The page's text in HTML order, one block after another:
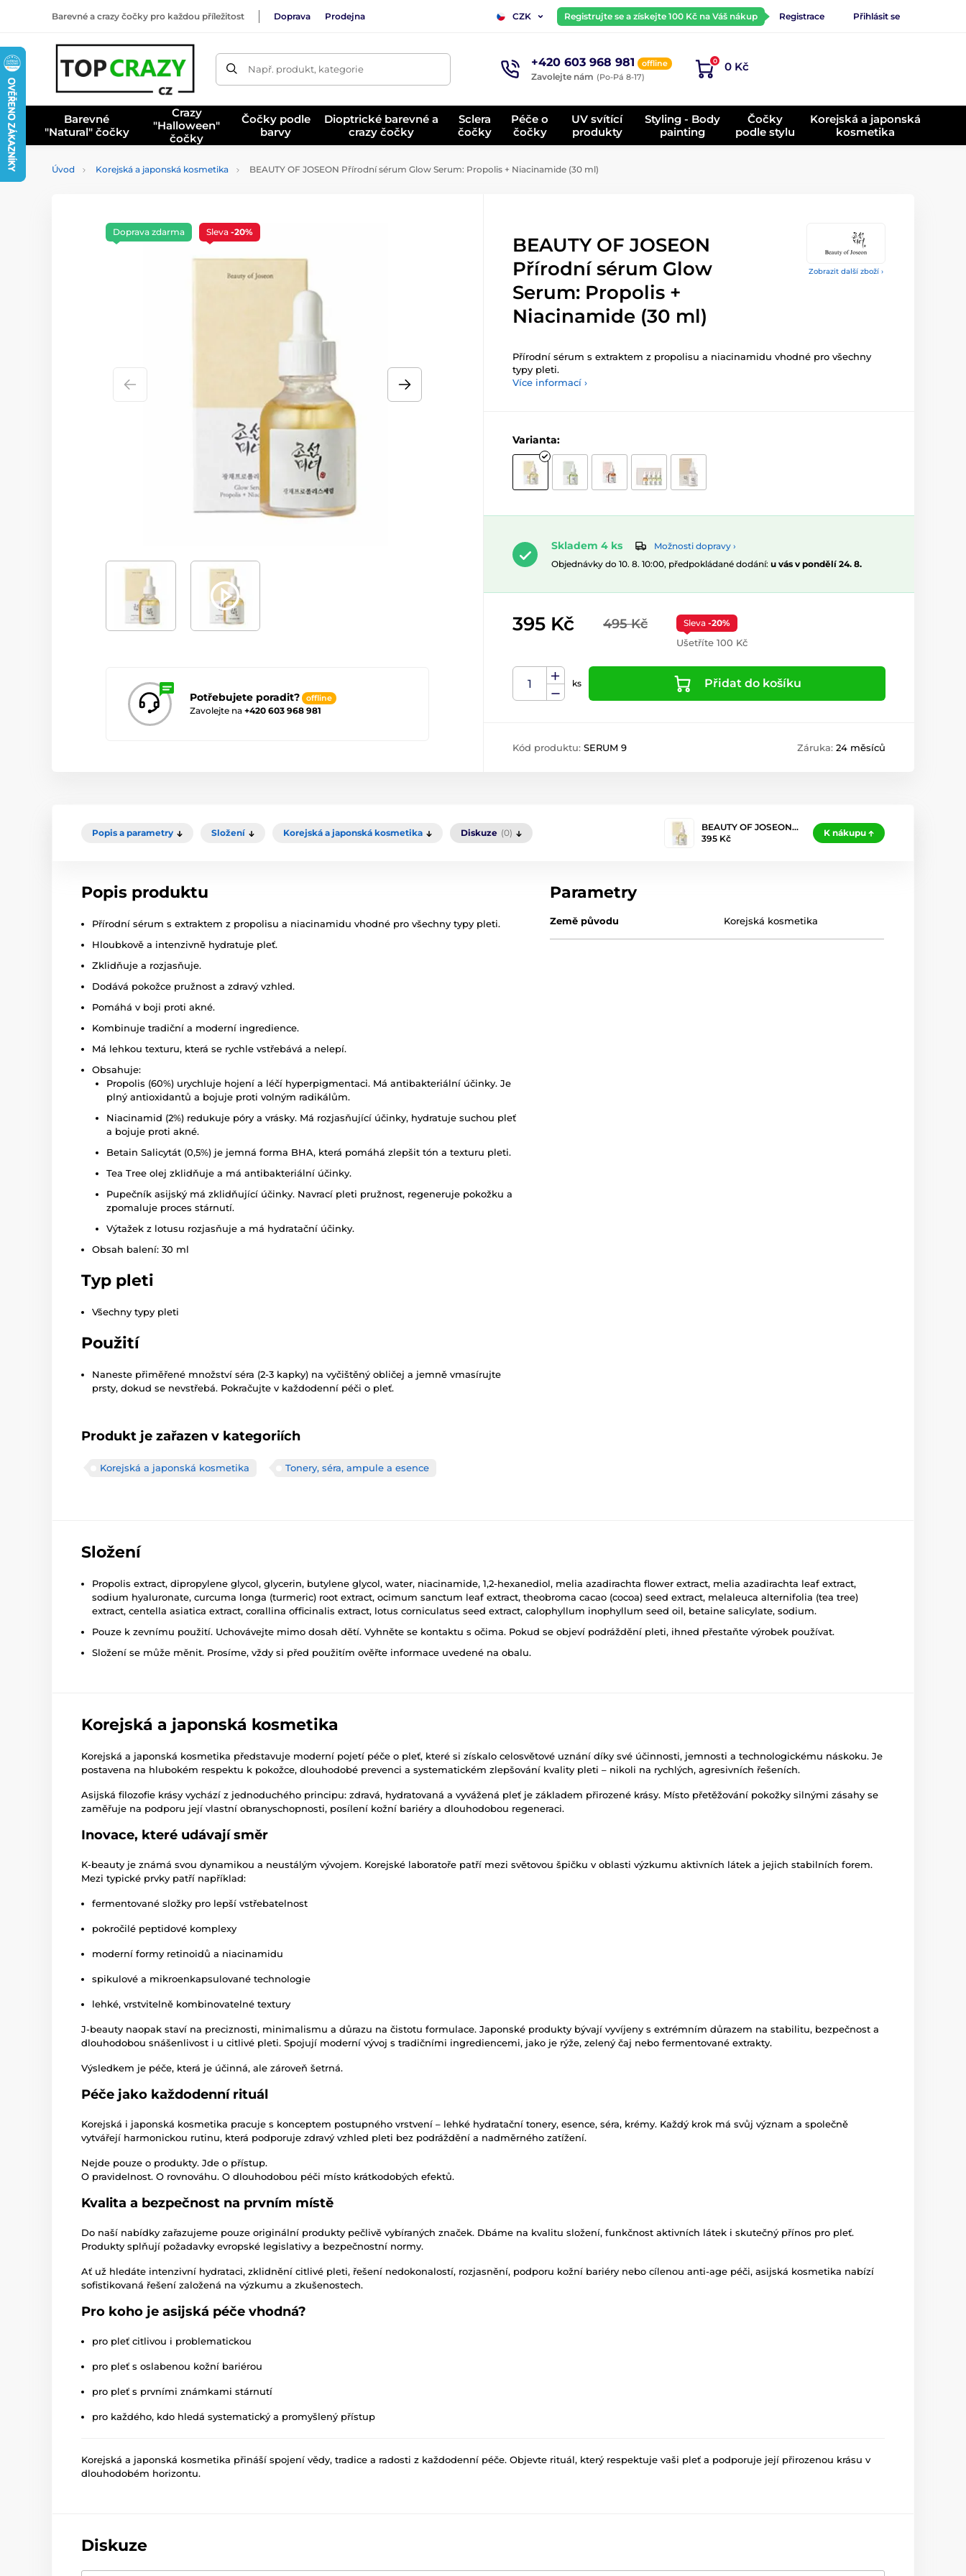
Barevné a crazy čočky pro každou příležitost Doprava Prodejna CZK Registrujte se a získejte 100 Kč na Váš nákup Registrace Přihlásit se
Např. produkt, kategorie +420 603 968 981 offline
Zavolejte nám (Po-Pá 8-17)
0 0 Kč
Barevné
"Natural" čočky
Crazy
"Halloween"
čočky
Čočky podle
barvy
Dioptrické barevné a
crazy čočky
Sclera
čočky
Péče o
čočky
UV svítící
produkty
Styling - Body
painting
Čočky
podle stylu
Korejská a japonská
kosmetika
Úvod Korejská a japonská kosmetika BEAUTY OF JOSEON Přírodní sérum Glow Serum: Propolis + Niacinamide (30 ml)
Zobrazit další zboží ›
Potřebujete poradit? offline
Zavolejte na +420 603 968 981
Doprava zdarma Sleva -20%
BEAUTY OF JOSEON
Přírodní sérum Glow
Serum: Propolis +
Niacinamide (30 ml)
Přírodní sérum s extraktem z propolisu a niacinamidu vhodné pro všechny
typy pleti.
Více informací ›
Varianta:
Skladem 4 ks
Možnosti dopravy ›
Objednávky do 10. 8. 10:00, předpokládané dodání: u vás v pondělí 24. 8.
495 Kč
395 Kč Sleva -20%
Ušetříte 100 Kč
ks Přidat do košíku
Kód produktu: SERUM 9 Záruka: 24 měsíců
Popis a parametry Složení Korejská a japonská kosmetika Diskuze (0)
BEAUTY OF JOSEON…
395 Kč
K nákupu
Popis produktu
Přírodní sérum s extraktem z propolisu a niacinamidu vhodné pro všechny typy pleti.
Hloubkově a intenzivně hydratuje pleť.
Zklidňuje a rozjasňuje.
Dodává pokožce pružnost a zdravý vzhled.
Pomáhá v boji proti akné.
Kombinuje tradiční a moderní ingredience.
Má lehkou texturu, která se rychle vstřebává a nelepí.
Obsahuje:
Propolis (60%) urychluje hojení a léčí hyperpigmentaci. Má antibakteriální účinky. Je
plný antioxidantů a bojuje proti volným radikálům.
Niacinamid (2%) redukuje póry a vrásky. Má rozjasňující účinky, hydratuje suchou pleť
a bojuje proti akné.
Betain Salicytát (0,5%) je jemná forma BHA, která pomáhá zlepšit tón a texturu pleti.
Tea Tree olej zklidňuje a má antibakteriální účinky.
Pupečník asijský má zklidňující účinky. Navrací pleti pružnost, regeneruje pokožku a
zpomaluje proces stárnutí.
Výtažek z lotusu rozjasňuje a má hydratační účinky.
Obsah balení: 30 ml
Typ pleti
Všechny typy pleti
Použití
Naneste přiměřené množství séra (2-3 kapky) na vyčištěný obličej a jemně vmasírujte
prsty, dokud se nevstřebá. Pokračujte v každodenní péči o pleť.
Produkt je zařazen v kategoriích
Korejská a japonská kosmetika Tonery, séra, ampule a esence
Parametry
Země původu Korejská kosmetika
Složení
Propolis extract, dipropylene glycol, glycerin, butylene glycol, water, niacinamide, 1,2-hexanediol, melia azadirachta flower extract, melia azadirachta leaf extract,
sodium hyaluronate, curcuma longa (turmeric) root extract, ocimum sanctum leaf extract, theobroma cacao (cocoa) seed extract, melaleuca alternifolia (tea tree)
extract, centella asiatica extract, corallina officinalis extract, lotus corniculatus seed extract, calophyllum inophyllum seed oil, betaine salicylate, sodium.
Pouze k zevnímu použití. Uchovávejte mimo dosah dětí. Vyhněte se kontaktu s očima. Pokud se objeví podráždění pleti, ihned přestaňte výrobek používat.
Složení se může měnit. Prosíme, vždy si před použitím ověřte informace uvedené na obalu.
Korejská a japonská kosmetika
Korejská a japonská kosmetika představuje moderní pojetí péče o pleť, které si získalo celosvětové uznání díky své účinnosti, jemnosti a technologickému náskoku. Je
postavena na hlubokém respektu k pokožce, dlouhodobé prevenci a systematickém zlepšování kvality pleti – nikoli na rychlých, agresivních řešeních.
Asijská filozofie krásy vychází z jednoduchého principu: zdravá, hydratovaná a vyvážená pleť je základem přirozené krásy. Místo přetěžování pokožky silnými zásahy se
zaměřuje na podporu její vlastní obranyschopnosti, posílení kožní bariéry a dlouhodobou regeneraci.
Inovace, které udávají směr
K-beauty je známá svou dynamikou a neustálým vývojem. Korejské laboratoře patří mezi světovou špičku v oblasti výzkumu aktivních látek a jejich stabilních forem.
Mezi typické prvky patří například:
fermentované složky pro lepší vstřebatelnost
pokročilé peptidové komplexy
moderní formy retinoidů a niacinamidu
spikulové a mikroenkapsulované technologie
lehké, vrstvitelně kombinovatelné textury
J-beauty naopak staví na preciznosti, minimalismu a důrazu na čistotu formulace. Japonské produkty bývají vyvíjeny s extrémním důrazem na stabilitu, bezpečnost a
dlouhodobou snášenlivost i u citlivé pleti. Spojují moderní vývoj s tradičními ingrediencemi, jako je rýže, zelený čaj nebo fermentované extrakty.
Výsledkem je péče, která je účinná, ale zároveň šetrná.
Péče jako každodenní rituál
Korejská i japonská kosmetika pracuje s konceptem postupného vrstvení – lehké hydratační tonery, esence, séra, krémy. Každý krok má svůj význam a společně
vytvářejí harmonickou rutinu, která podporuje zdravý vzhled pleti bez podráždění a nadměrného zatížení.
Nejde pouze o produkty. Jde o přístup.
O pravidelnost. O rovnováhu. O dlouhodobou péči místo krátkodobých efektů.
Kvalita a bezpečnost na prvním místě
Do naší nabídky zařazujeme pouze originální produkty pečlivě vybíraných značek. Dbáme na kvalitu složení, funkčnost aktivních látek i skutečný přínos pro pleť.
Produkty splňují požadavky evropské legislativy a bezpečnostní normy.
Ať už hledáte intenzivní hydrataci, zklidnění citlivé pleti, řešení nedokonalostí, rozjasnění, podporu kožní bariéry nebo cílenou anti-age péči, asijská kosmetika nabízí
sofistikovaná řešení založená na výzkumu a zkušenostech.
Pro koho je asijská péče vhodná?
pro pleť citlivou i problematickou
pro pleť s oslabenou kožní bariérou
pro pleť s prvními známkami stárnutí
pro každého, kdo hledá systematický a promyšlený přístup
Korejská a japonská kosmetika přináší spojení vědy, tradice a radosti z každodenní péče. Objevte rituál, který respektuje vaši pleť a podporuje její přirozenou krásu v
dlouhodobém horizontu.
Diskuze